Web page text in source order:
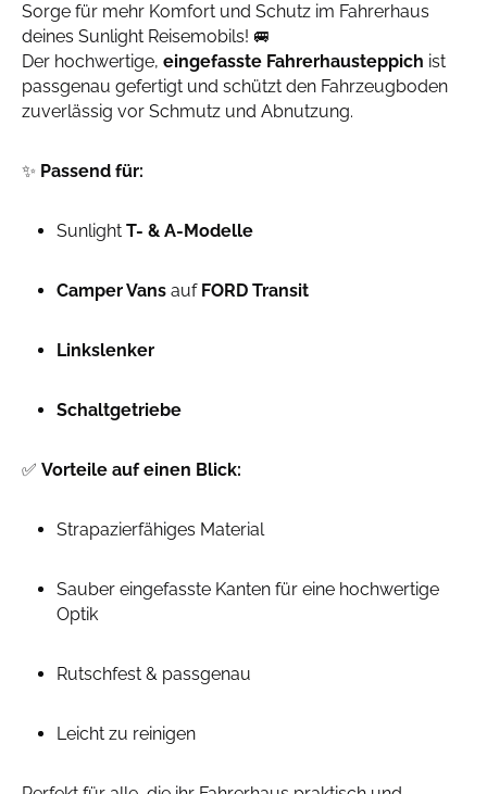
Sorge für mehr Komfort und Schutz im Fahrerhaus
deines Sunlight Reisemobils! 🚐
Der hochwertige, eingefasste Fahrerhausteppich ist
passgenau gefertigt und schützt den Fahrzeugboden
zuverlässig vor Schmutz und Abnutzung.
✨ Passend für:
Sunlight T- & A-Modelle
Camper Vans auf FORD Transit
Linkslenker
Schaltgetriebe
✅ Vorteile auf einen Blick:
Strapazierfähiges Material
Sauber eingefasste Kanten für eine hochwertige
Optik
Rutschfest & passgenau
Leicht zu reinigen